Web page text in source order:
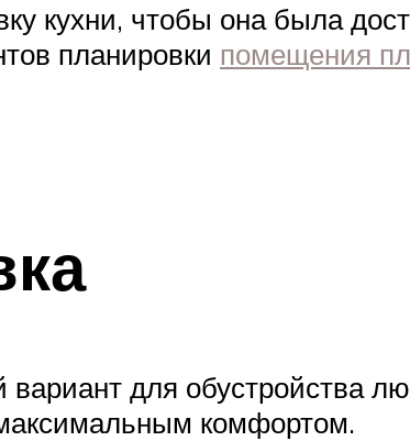
кухни, чтобы она была
планировки помещения
для обустройства
комфортом.